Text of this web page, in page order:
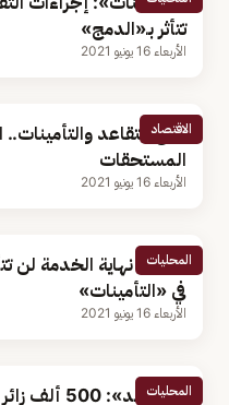
تتأثر بـ«الدمج»
الأربعاء 16 يونيو 2021
الاقتصاد
دمج التقاعد
المستحقات
الأربعاء 16 يونيو 2021
المحليات
مكافأة نهاية الخدمة لن
في «التأمينات»
الأربعاء 16 يونيو 2021
المحليات